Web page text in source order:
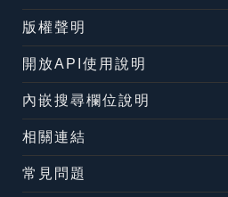
版權聲明
開放API使用說明
內嵌搜尋欄位說明
相關連結
常見問題